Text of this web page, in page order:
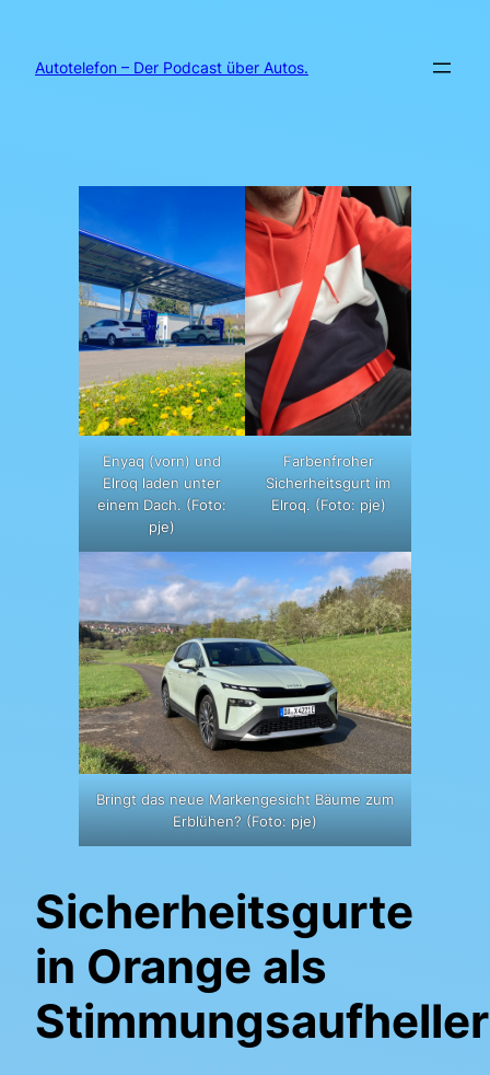
springen
Autotelefon – Der Podcast über Autos.
Enyaq (vorn) und
Elroq laden unter
einem Dach. (Foto:
pje)
Farbenfroher
Sicherheitsgurt im
Elroq. (Foto: pje)
Bringt das neue Markengesicht Bäume zum
Erblühen? (Foto: pje)
Sicherheitsgurte
in Orange als
Stimmungsaufheller